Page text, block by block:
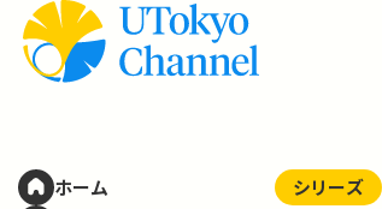
ホーム
シリーズ